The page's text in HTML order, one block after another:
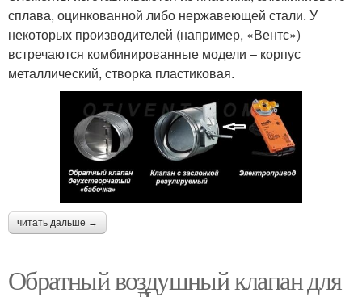
сплава, оцинкованной либо нержавеющей стали. У
некоторых производителей (например, «Вентс»)
встречаются комбинированные модели – корпус
металлический, створка пластиковая.
читать дальше →
Обратный воздушный клапан для